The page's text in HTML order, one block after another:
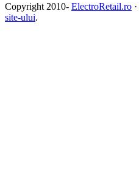
Copyright 2010- ElectroRetail.ro ·
site-ului.